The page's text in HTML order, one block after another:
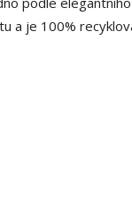
a je 100%